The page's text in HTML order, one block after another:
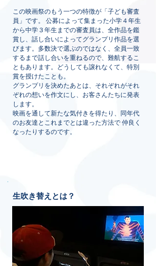
この映画祭のもう一つの特徴が「子ども審査
員」です。 公募によって集まった小学４年生
から中学３年生までの審査員は、全作品を鑑
賞し、話し合いによってグランプリ作品を選
びます。多数決で選ぶのではなく、全員一致
するまで話し合いを重ねるので、難航するこ
ともあります。どうしても譲れなくて、特別
賞を授けたことも。
グランプリを決めたあとは、それぞれがそれ
ぞれの想いを作文にし、お客さんたちに発表
します。
映画を通して新たな気付きを得たり、同年代
のお友達とこれまでとは違った方法で 仲良く
なったりするのです。
生吹き替えとは？